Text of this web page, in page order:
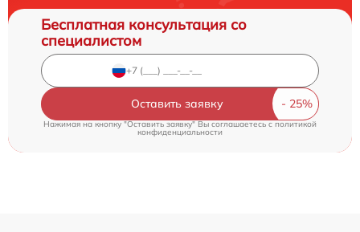
Бесплатная консультация со
специалистом
Оставить заявку
Нажимая на кнопку "Оставить заявку" Вы соглашаетесь cполитикой
конфиденциальности